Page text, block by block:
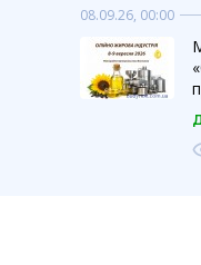
08.09.26, 00:00